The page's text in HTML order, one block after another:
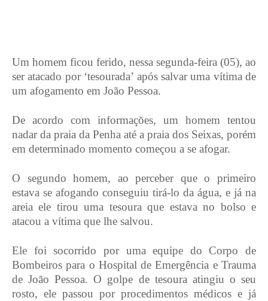
Um homem ficou ferido, nessa segunda-feira (05), ao
ser atacado por ‘tesourada’ após salvar uma vítima de
um afogamento em João Pessoa.
De acordo com informações, um homem tentou
nadar da praia da Penha até a praia dos Seixas, porém
em determinado momento começou a se afogar.
O segundo homem, ao perceber que o primeiro
estava se afogando conseguiu tirá-lo da água, e já na
areia ele tirou uma tesoura que estava no bolso e
atacou a vítima que lhe salvou.
Ele foi socorrido por uma equipe do Corpo de
Bombeiros para o Hospital de Emergência e Trauma
de João Pessoa. O golpe de tesoura atingiu o seu
rosto, ele passou por procedimentos médicos e já